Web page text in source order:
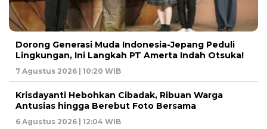
Dorong Generasi Muda Indonesia-Jepang Peduli
Lingkungan, Ini Langkah PT Amerta Indah Otsuka!
7 Agustus 2026 | 10:20 WIB
Krisdayanti Hebohkan Cibadak, Ribuan Warga
Antusias hingga Berebut Foto Bersama
6 Agustus 2026 | 12:04 WIB